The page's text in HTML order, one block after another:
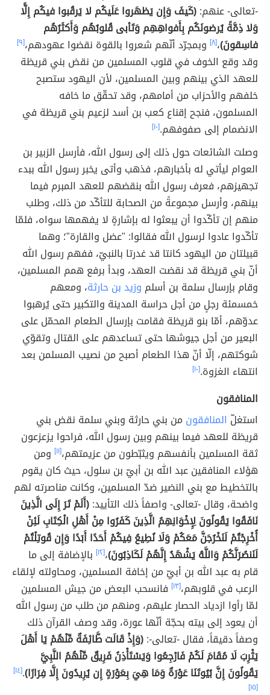
-تعالى- عنهم:(كَيفَ وَإِن يَظهَروا عَلَيكُم لا يَرقُبوا فيكُم إِلًّا
وَلا ذِمَّةً يُرضونَكُم بِأَفواهِهِم وَتَأبى قُلوبُهُم وَأَكثَرُهُم
فاسِقونَ)،[٨] وبمجرّد أنّهم شعروا بالقوة نقضوا عهودهم،[٩]
وقد وقع الخوف في قلوب المسلمين من نقض بني قريظة
للعهد الذي بينهم وبين المسلمين، لأن اليهود ستصبح
خلفهم والأحزاب من أمامهم، وقد تحقّق ما خافه
المسلمون، فنجح إقناع كعب بن أسد لزعيم بني قريظة في
الانضمام إلى صفوفهم.[١٠]
وصلت الشائعات حول ذلك إلى رسول الله، فأرسل الزبير بن
العوام ليأتي له بأخبارهم، فذهب وأتى يخبر رسول الله ببدء
تجهيزهم، فعرف رسول الله بنقضهم للعهد المبرم فيما
بينهم، وأرسل مجموعةً من الصحابة للتأكّد من ذلك، وطلب
منهم إن تأكّدوا أن يبعثوا له بإشارةٍ لا يفهمها سواه، فلمّا
تأكّدوا عادوا لرسول الله فقالوا: "عضل والقارة"؛ وهما
قبيلتان من اليهود كانتا قد غدرتا بالنبيّ، ففهم رسول الله
أنّ بني قريظة قد نقضت العهد، وبدأ برفع همم المسلمين،
وقام بإرسال سلمة بن أسلم وزيد بن حارثة، ومعهم
خمسمئة رجلٍ من أجل حراسة المدينة والتكبير حتى يُرهبوا
عدوّهم، أمّا بنو قريظة فقامت بإرسال الطعام المحمّل على
البعير من أجل جيوشها حتى تساعدهم على القتال وتقوّي
شوكتهم، إلّا أنّ هذا الطعام أصبح من نصيب المسلمن بعد
انتهاء الغزوة.[١٠]
المنافقون
استغلّ المنافقون من بني حارثة وبني سلمة نقض بني
قريظة للعهد فيما بينهم وبين رسول الله، فراحوا يزعزعون
ثقة المسلمين بأنفسهم ويثبّطون من عزيمتهم،[١١]
ومن
هؤلاء المنافقين عبد الله بن أبيّ بن سلول، حيث كان يقوم
بالتخطيط مع بني النضير ضدّ المسلمين، وكانت مناصرته لهم
واضحة، وقال -تعالى- واصفاً ذلك التأييد:(أَلَمْ تَرَ إِلَى الَّذِينَ
نَافَقُوا يَقُولُونَ لِإِخْوَانِهِمُ الَّذِينَ كَفَرُوا مِنْ أَهْلِ الْكِتَابِ لَئِنْ
أُخْرِجْتُمْ لَنَخْرُجَنَّ مَعَكُمْ وَلَا نُطِيعُ فِيكُمْ أَحَدًا أَبَدًا وَإِن قُوتِلْتُمْ
لَنَنصُرَنَّكُمْ وَاللَّهُ يَشْهَدُ إِنَّهُمْ لَكَاذِبُونَ)،[١٢]
بالإضافة إلى ما
قام به عبد الله بن أبيّ من إخافة المسلمين، ومحاولته لإلقاء
الرعب في قلوبهم،[١٣]
فانسحب البعض من جيش المسلمين
لمّا رأوا ازدياد الحصار عليهم، ومنهم من طلب من رسول الله
أن يعود إلى بيته بحجّة أنّها عورة، وقد وصف القرآن ذلك
وصفاً دقيقاً، فقال -تعالى-:(وَإِذْ قَالَت طَّائِفَةٌ مِّنْهُمْ يَا أَهْلَ
يَثْرِبَ لَا مُقَامَ لَكُمْ فَارْجِعُوا وَيَسْتَأْذِنُ فَرِيقٌ مِّنْهُمُ النَّبِيَّ
يَقُولُونَ إِنَّ بُيُوتَنَا عَوْرَةٌ وَمَا هِيَ بِعَوْرَةٍ إِن يُرِيدُونَ إِلَّا فِرَارًا).[١٤]
[١٥]